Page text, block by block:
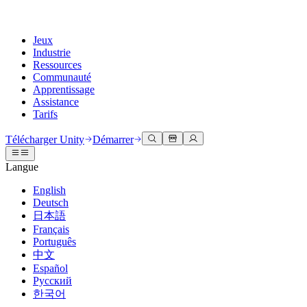
Jeux
Industrie
Ressources
Communauté
Apprentissage
Assistance
Tarifs
Moteur Unity
Créez des jeux 2D et 3D pour n'importe quelle plateforme
Collaboration
Collaborez et itérez rapidement avec votre équipe
Télécharger Unity
Offres et tarifs
Déployez
Multiplateforme
Collaboration 3D
Construisez et révisez des projets 3D en temps réel
Formation immersive
Entraînez-vous dans des environnements immersifs
Expériences client
Créez des expériences interactives 3D
Secteurs
Fabrication
Documentation
Outils de développement
Versions de publication et suivi des problèmes
Feuille de route
Examiner les fonctionnalités à venir
Glossaire
Discussions
Événements
Événements mondiaux et locaux
Histoires de la communauté
Made with Unity
Mise en avant des créateurs Unity
Unity Learn
Maîtrisez les compétences Unity gratuitement
Formation professionnelle
Améliorez votre équipe avec des formateurs Unity
Vous découvrez Unity ?
Démarrer
Démarrez votre apprentissage
Parcours essentiels Unity
Obtenir de l'aide
Vous aider à réussir avec Unity
Plans de succès
Atteignez vos objectifs plus rapidement avec un support expert
FAQ
Réponses aux questions courantes
Contactez-nous.
Connectez-vous avec notre équipe
Télécharger Unity Démarrer
Langue
English
Deutsch
日本語
Français
Português
中文
Español
Русский
한국어